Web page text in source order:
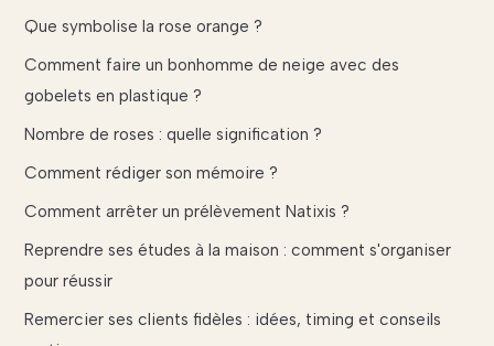
Que symbolise la rose orange ?
Comment faire un bonhomme de neige avec des
gobelets en plastique ?
Nombre de roses : quelle signification ?
Comment rédiger son mémoire ?
Comment arrêter un prélèvement Natixis ?
Reprendre ses études à la maison : comment s'organiser
pour réussir
Remercier ses clients fidèles : idées, timing et conseils